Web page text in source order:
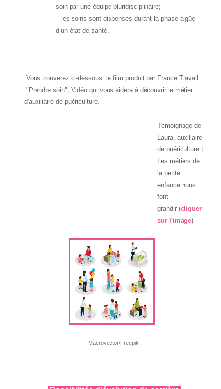
soin par une équipe pluridisciplinaire;
– les soins sont dispensés durant la phase aigüe
d’un état de santé.
Vous trouverez ci-dessous le film produit par France Travail
"Prendre soin", Vidéo qui vous aidera à découvrir le métier
d'auxiliaire de puériculture.
Témoignage de
Laura, auxiliaire
de puériculture |
Les métiers de
la petite
enfance nous
font
grandir (cliquer
sur l'image)
Macrovector/Freepik